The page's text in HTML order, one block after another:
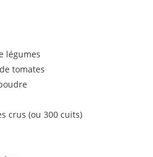
légumes
tomates
crus (ou 300 cuits)